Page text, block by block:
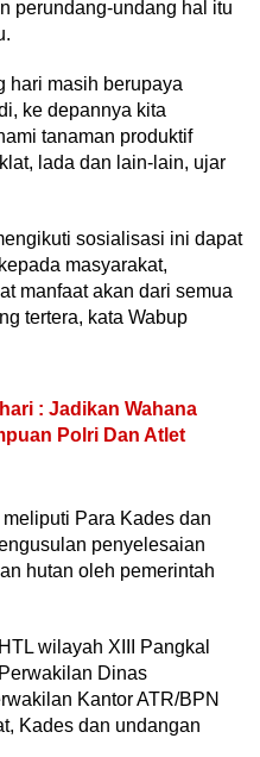
perundang-undang hal itu
hari masih berupaya
ke depannya kita
tanaman produktif
lada dan lain-lain, ujar
sosialisasi ini dapat
masyarakat,
manfaat akan dari semua
tertera, kata Wabup
: Jadikan Wahana
Polri Dan Atlet
Para Kades dan
penyelesaian
hutan oleh pemerintah
wilayah XIII Pangkal
Dinas
Kantor ATR/BPN
Kades dan undangan